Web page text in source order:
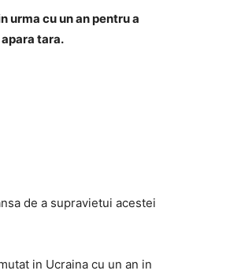
urma cu un an pentru a
tara.
de a supravietui acestei
in Ucraina cu un an in